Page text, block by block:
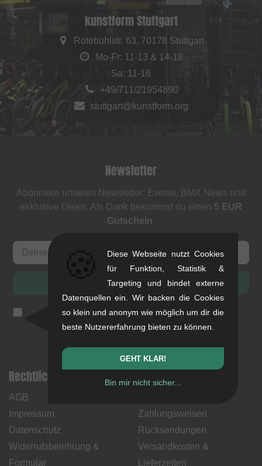
kunstform Stuttgart
Rotebühlstr. 63, 70178 Stuttgart
Mo-Fr: 11-13 & 14-18
Sa: 11-16
+49/711/21954890
stuttgart@kunstform.org
Newsletter
Abonniere unseren Newsletter: Events, BMX News und
exklusive Deals. Als Dank bekommst du einen 5 EUR
Gutschein.
ANMELDEN
Ich akzeptiere dieDatenschutzerklärung(jederzeit
abbestellbar )
Rechtliche Hinweise
AGB
Impressum
Datenschutz
Widerrufsbelehrung &
Formular
Hilfe & Information
Zahlungsweisen
Rücksendungen
Versandkosten &
Lieferzeiten
Diese Webseite nutzt Cookies
für Funktion, Statistik &
Targeting und bindet externe
Datenquellen ein. Wir backen die Cookies
so klein und anonym wie möglich um dir die
beste Nutzererfahrung bieten zu können.
GEHT KLAR!
Bin mir nicht sicher...